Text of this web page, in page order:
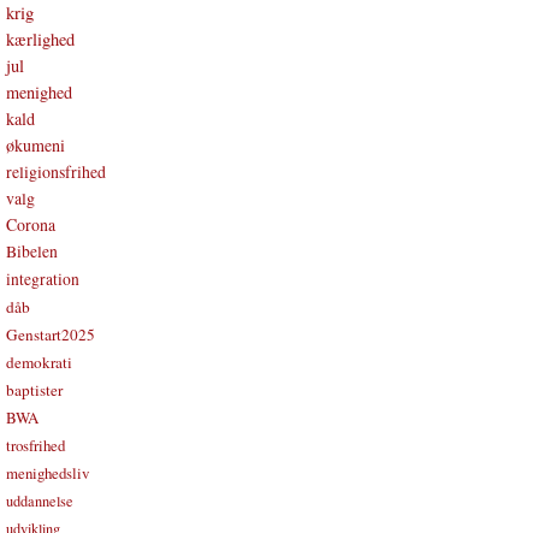
krig
kærlighed
jul
menighed
kald
økumeni
religionsfrihed
valg
Corona
Bibelen
integration
dåb
Genstart2025
demokrati
baptister
BWA
trosfrihed
menighedsliv
uddannelse
udvikling